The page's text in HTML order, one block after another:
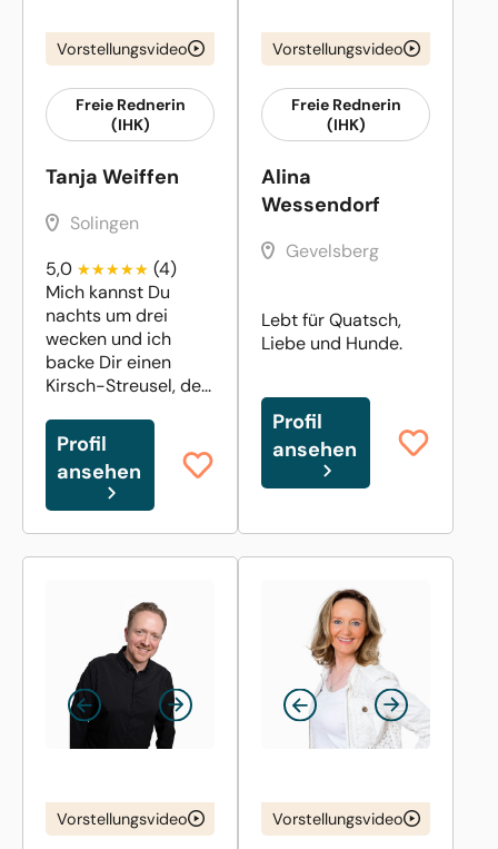
Vorstellungsvideo
Freie Rednerin
(IHK)
Tanja Weiffen
Solingen
5,0
(4)
Mich kannst Du
nachts um drei
wecken und ich
backe Dir einen
Kirsch-Streusel, de...
Profil
ansehen
Vorstellungsvideo
Freie Rednerin
(IHK)
Alina
Wessendorf
Gevelsberg
Lebt für Quatsch,
Liebe und Hunde.
Profil
ansehen
Vorstellungsvideo Vorstellungsvideo